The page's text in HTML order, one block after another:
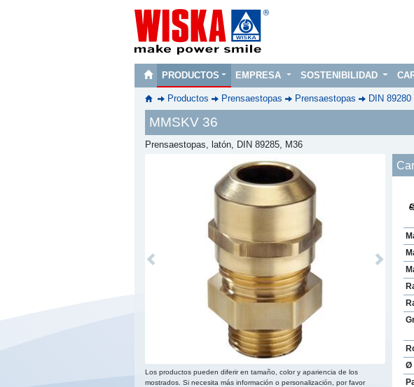
PRODUCTOS EMPRESA SOSTENIBILIDAD
Productos Prensaestopas Prensaestopas DIN
MMSKV 36
Prensaestopas, latón, DIN 89285, M36
Previous Next
Los productos pueden diferir en tamaño, color y apariencia de los
mostrados. Si necesita más información o personalización, por favor
Ø